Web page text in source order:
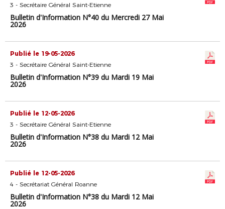
3 - Secrétaire Général Saint-Etienne
Bulletin d'Information N°40 du Mercredi 27 Mai
2026
Publié le 19-05-2026
3 - Secrétaire Général Saint-Etienne
Bulletin d'Information N°39 du Mardi 19 Mai
2026
Publié le 12-05-2026
3 - Secrétaire Général Saint-Etienne
Bulletin d'Information N°38 du Mardi 12 Mai
2026
Publié le 12-05-2026
4 - Secrétariat Général Roanne
Bulletin d'Information N°38 du Mardi 12 Mai
2026